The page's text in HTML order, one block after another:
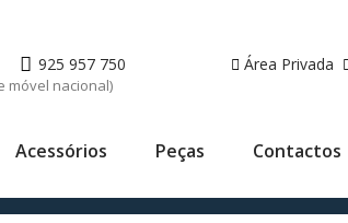
925 957 750
móvel nacional)
Área Privada
Acessórios Peças Contactos